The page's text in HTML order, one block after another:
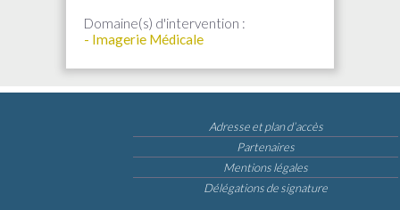
Domaine(s) d'intervention :
- Imagerie Médicale
Adresse et plan d’accès
Partenaires
Mentions légales
Délégations de signature